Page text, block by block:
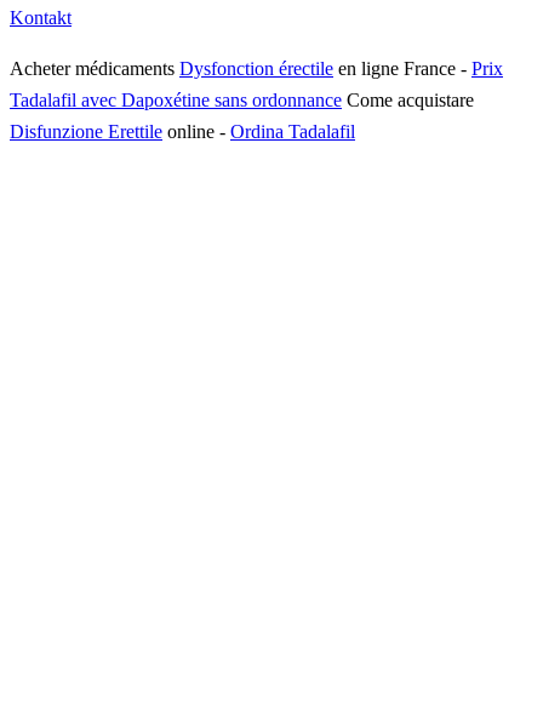
Kontakt
Acheter médicaments Dysfonction érectile en ligne France - Prix
Tadalafil avec Dapoxétine sans ordonnance Come acquistare
Disfunzione Erettile online - Ordina Tadalafil